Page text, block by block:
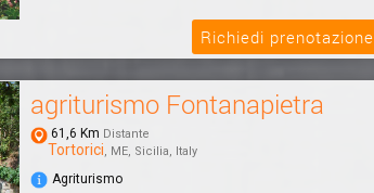
Richiedi prenotazione
agriturismo Fontanapietra
61,6 Km Distante
Tortorici, ME, Sicilia, Italy
Agriturismo